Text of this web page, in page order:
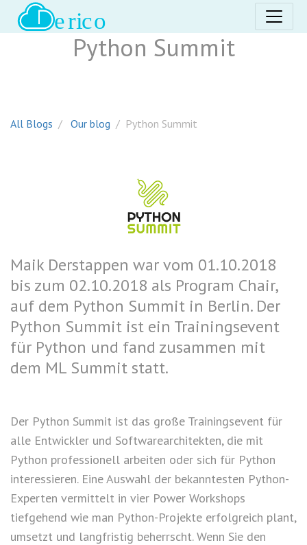
Python Summit
All Blogs Our blog Python Summit
Maik Derstappen war vom 01.10.2018
bis zum 02.10.2018 als Program Chair,
auf dem Python Summit in Berlin. Der
Python Summit ist ein Trainingsevent
für Python und fand zusammen mit
dem ML Summit statt.
Der Python Summit ist das große Trainingsevent für
alle Entwickler und Softwarearchitekten, die mit
Python professionell arbeiten oder sich für Python
interessieren. Eine Auswahl der bekanntesten Python-
Experten vermittelt in vier Power Workshops
tiefgehend wie man Python-Projekte erfolgreich plant,
umsetzt und langfristig beherrscht. Wenn Sie den